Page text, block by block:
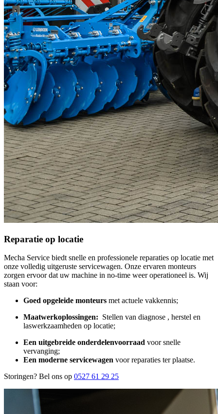
Reparatie op locatie
Mecha Service biedt snelle en professionele reparaties op locatie met
onze volledig uitgeruste servicewagen. Onze ervaren monteurs
zorgen ervoor dat uw machine in no-time weer operationeel is. Wij
staan voor:
Goed opgeleide monteurs met actuele vakkennis;
Maatwerkoplossingen: Stellen van diagnose , herstel en
laswerkzaamheden op locatie;
Een uitgebreide onderdelenvoorraad voor snelle
vervanging;
Een moderne servicewagen voor reparaties ter plaatse.
Storingen? Bel ons op 0527 61 29 25